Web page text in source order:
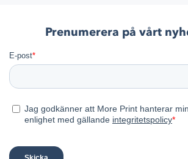
Prenumerera på vårt